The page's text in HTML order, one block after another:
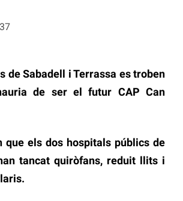
de Sabadell i Terrassa es troben
de ser el futur CAP Can
que els dos hospitals públics de
tancat quiròfans, reduit llits i